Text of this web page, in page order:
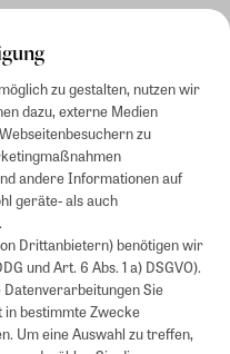
zu gestalten, nutzen wir
dazu, externe Medien
zu
andere Informationen auf
geräte- als auch
Drittanbietern) benötigen wir
und Art. 6 Abs. 1 a) DSGVO).
Sie
in bestimmte Zwecke
Um eine Auswahl zu treffen,